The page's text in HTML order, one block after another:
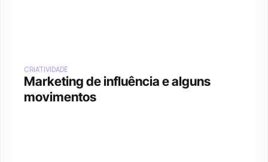
CRIATIVIDADE
Marketing de influência e alguns
movimentos